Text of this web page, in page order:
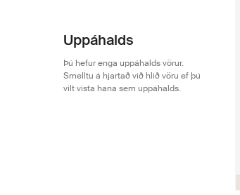
Uppáhalds
Þú hefur enga uppáhalds vörur.
Smelltu á hjartað við hlið vöru ef þú
vilt vista hana sem uppáhalds.